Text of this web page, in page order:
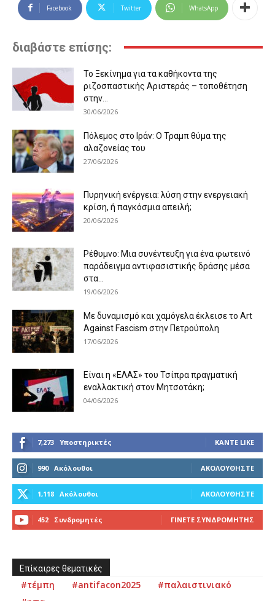
Facebook Twitter WhatsApp
διαβάστε επίσης:
Το Ξεκίνημα για τα καθήκοντα της
ριζοσπαστικής Αριστεράς – τοποθέτηση
στην...
30/06/2026
Πόλεμος στο Ιράν: Ο Τραμπ θύμα της
αλαζονείας του
27/06/2026
Πυρηνική ενέργεια: λύση στην ενεργειακή
κρίση, ή παγκόσμια απειλή;
20/06/2026
Ρέθυμνο: Μια συνέντευξη για ένα φωτεινό
παράδειγμα αντιφασιστικής δράσης μέσα
στα...
19/06/2026
Με δυναμισμό και χαμόγελα έκλεισε το Art
Against Fascism στην Πετρούπολη
17/06/2026
Είναι η «ΕΛΑΣ» του Τσίπρα πραγματική
εναλλακτική στον Μητσοτάκη;
04/06/2026
7,273 Υποστηρικτές ΚΆΝΤΕ LIKE
990 Ακόλουθοι ΑΚΟΛΟΥΘΉΣΤΕ
1,118 Ακόλουθοι ΑΚΟΛΟΥΘΉΣΤΕ
452 Συνδρομητές ΓΊΝΕΤΕ ΣΥΝΔΡΟΜΗΤΉΣ
Επίκαιρες θεματικές
#τέμπη #antifacon2025
#παλαιστινιακό